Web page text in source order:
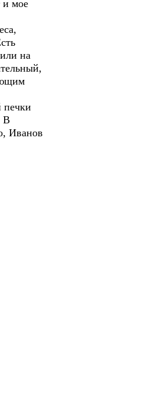
и мое
на
печки
В
Иванов